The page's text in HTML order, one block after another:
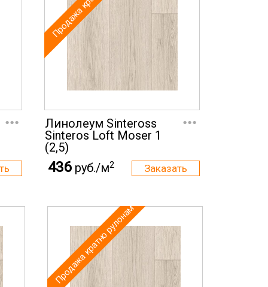
...
Линолеум Sinteross
Sinteros Loft Moser 1
(2,5)
...
436 руб./м2
Продажа кратно рулонам